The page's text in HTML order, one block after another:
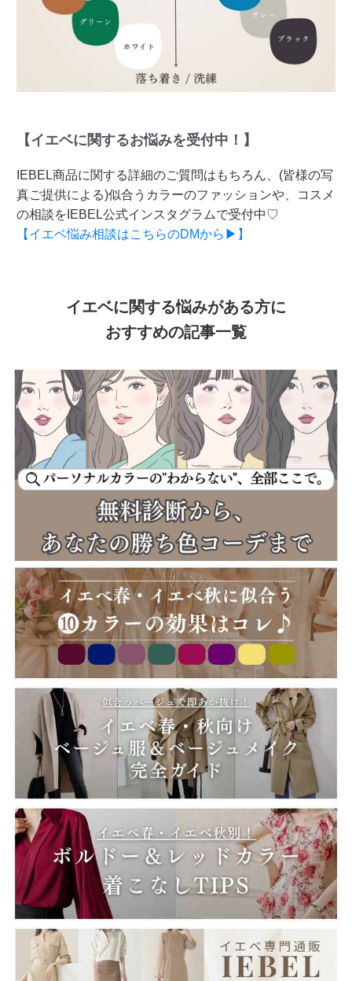
【イエベに関するお悩みを受付中！】
IEBEL商品に関する詳細のご質問はもちろん、(皆様の写
真ご提供による)似合うカラーのファッションや、コスメ
の相談をIEBEL公式インスタグラムで受付中♡
【イエベ悩み相談はこちらのDMから▶】
イエベに関する悩みがある方に
おすすめの記事一覧